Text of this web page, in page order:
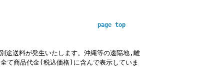
page top
途送料が発生いたします。沖縄等の遠隔地, 離
て商品代金(税込価格)に含んで表示していま